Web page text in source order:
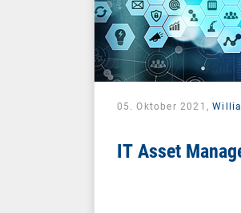
05. Oktober 2021,
IT Asset